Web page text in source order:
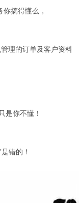
搞得懂么，
理的订单及客户资料
是你不懂！
错的！